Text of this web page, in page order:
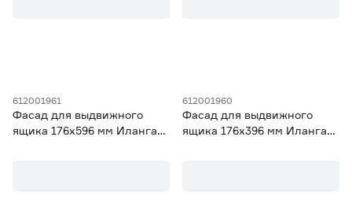
612001961
Фасад для выдвижного
ящика 176х596 мм Иланга
612001960
Фасад для выдвижного
ящика 176х396 мм Иланга